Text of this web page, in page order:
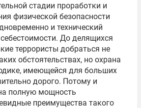
стадии проработки и
физической безопасности
и технический
До делящихся
террористы добраться не
обстоятельствах, но охрана
имеющейся для больших
дорого. Потому и
полную мощность
преимущества такого